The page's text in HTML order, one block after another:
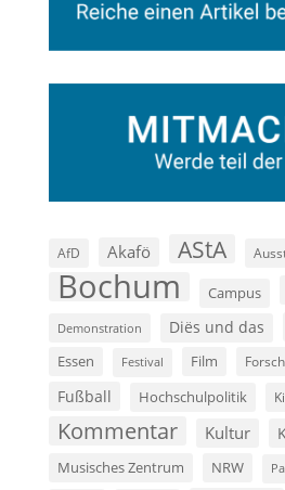
AfD Akafö AStA
Bochum Campus
Demonstration Diës und das
Essen Festival Film
Fußball Hochschulpolitik
Kommentar Kultur
Musisches Zentrum NRW